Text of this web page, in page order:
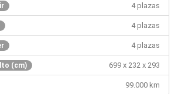
4 plazas
4 plazas
4 plazas
(cm) 699 x 232 x 293
99.000 km